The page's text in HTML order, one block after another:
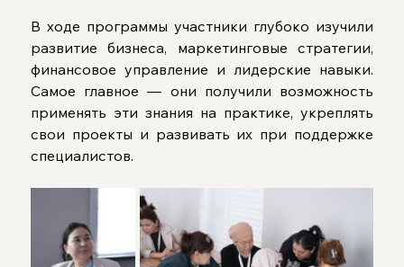
В ходе программы участники глубоко изучили
развитие бизнеса, маркетинговые стратегии,
финансовое управление и лидерские навыки.
Самое главное — они получили возможность
применять эти знания на практике, укреплять
свои проекты и развивать их при поддержке
специалистов.